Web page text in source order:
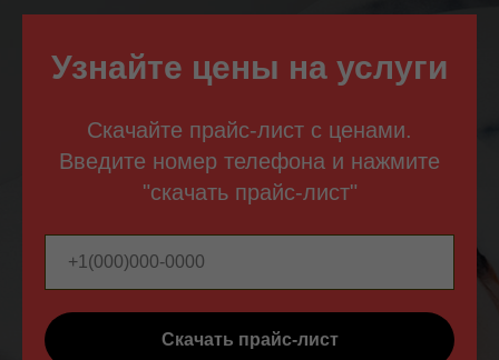
Узнайте цены на услуги
Скачайте прайс-лист с ценами.
Введите номер телефона и нажмите
"скачать прайс-лист"
Скачать прайс-лист